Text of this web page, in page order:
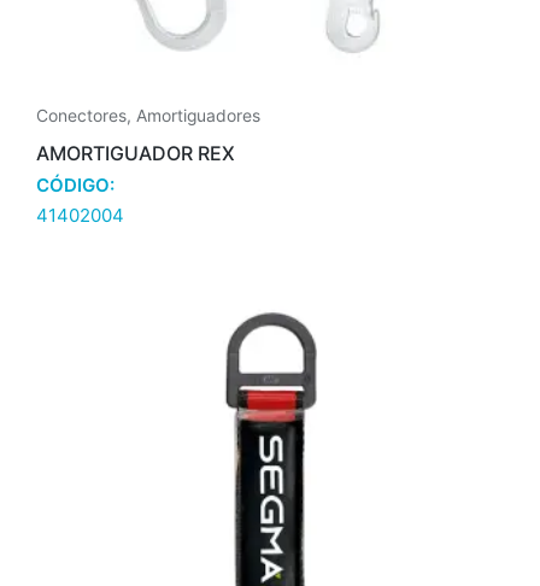
Conectores, Amortiguadores
AMORTIGUADOR REX
CÓDIGO:
41402004